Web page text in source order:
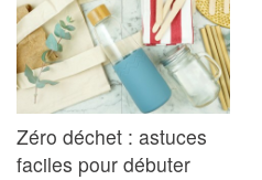
Zéro déchet : astuces
faciles pour débuter